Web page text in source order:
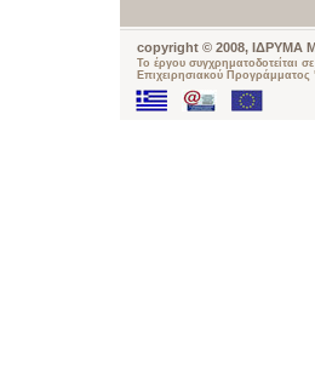
copyright © 2008, ΙΔΡΥΜΑ
Το έργου συγχρηματοδοτείται
Επιχειρησιακού